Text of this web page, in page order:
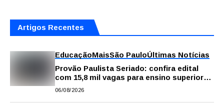
Artigos Recentes
EducaçãoMaisSão PauloÚltimas Notícias
Provão Paulista Seriado: confira edital
com 15,8 mil vagas para ensino superior
público
06/08/2026